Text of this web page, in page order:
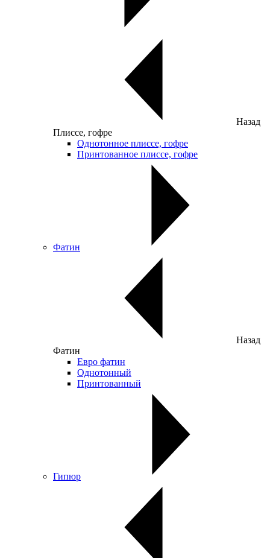
Назад
Плиссе, гофре
Однотонное плиссе, гофре
Принтованное плиссе, гофре
Фатин
Назад
Фатин
Евро фатин
Однотонный
Принтованный
Гипюр